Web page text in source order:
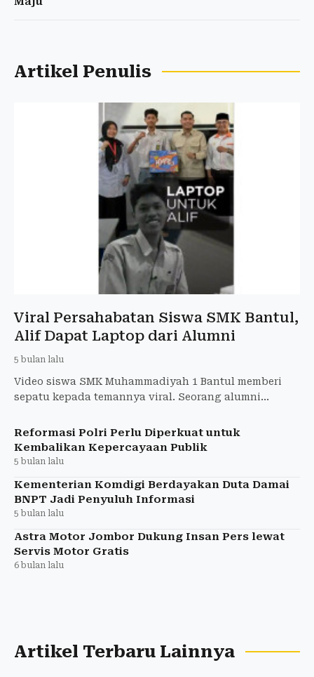
Artikel Penulis
Viral Persahabatan Siswa SMK Bantul,
Alif Dapat Laptop dari Alumni
5 bulan lalu
Video siswa SMK Muhammadiyah 1 Bantul memberi
sepatu kepada temannya viral. Seorang alumni
belajar Alif.
Reformasi Polri Perlu Diperkuat untuk
Kembalikan Kepercayaan Publik
5 bulan lalu
Kementerian Komdigi Berdayakan Duta Damai
BNPT Jadi Penyuluh Informasi
5 bulan lalu
Astra Motor Jombor Dukung Insan Pers lewat
Servis Motor Gratis
6 bulan lalu
Artikel Terbaru Lainnya